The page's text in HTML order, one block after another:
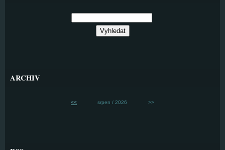
ARCHIV
<< srpen / 2026 >>